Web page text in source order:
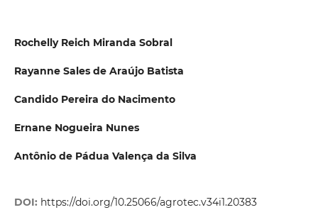
Rochelly Reich Miranda Sobral
Rayanne Sales de Araújo Batista
Candido Pereira do Nacimento
Ernane Nogueira Nunes
Antônio de Pádua Valença da Silva
DOI: https://doi.org/10.25066/agrotec.v34i1.20383